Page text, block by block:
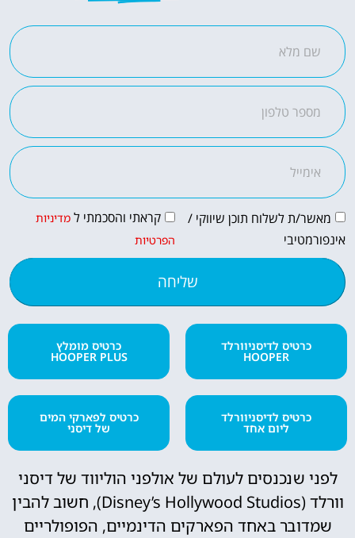
מאשר/ת לשלוח תוכן שיווקי /
אינפורמטיבי
קראתי והסכמתי ל מדיניות
הפרטיות
שליחה
כרטיס לדיסניוורלד
HOOPER
כרטיס מומלץ
HOOPER PLUS
כרטיס לדיסניוורלד
ליום אחד
כרטיס לפארקי המים
של דיסני
לפני שנכנסים לעולם של אולפני הוליווד של דיסני
וורלד (Disney’s Hollywood Studios), חשוב להבין
שמדובר באחד הפארקים הדינמיים, הפופולריים